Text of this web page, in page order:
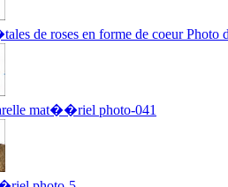
de roses en forme de coeur
mat��riel photo-041